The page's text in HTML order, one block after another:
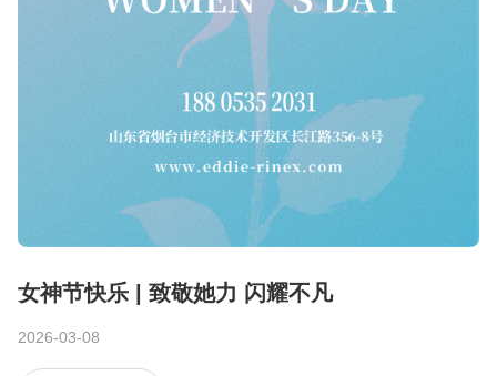
女神节快乐 | 致敬她力 闪耀不凡
2026-03-08